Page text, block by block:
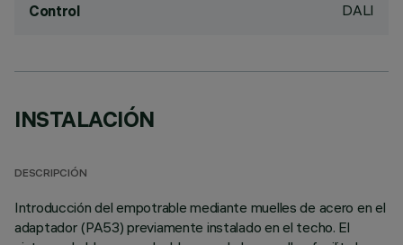
Control DALI
INSTALACIÓN
DESCRIPCIÓN
Introducción del empotrable mediante muelles de acero en el
adaptador (PA53) previamente instalado en el techo. El